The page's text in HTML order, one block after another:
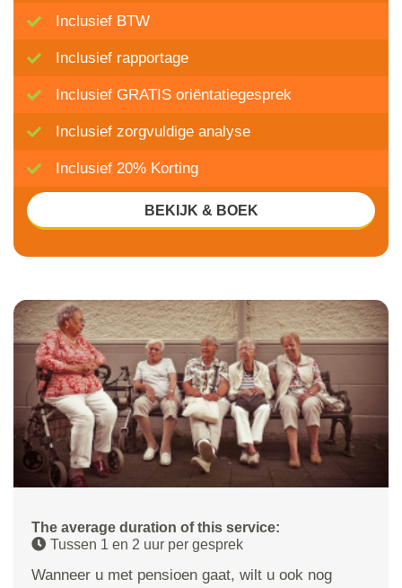
The average duration of this service:
Tussen 1 en 2 uur per gesprek
Wanneer u met pensioen gaat, wilt u ook nog
Inclusief BTW
Inclusief rapportage
Inclusief GRATIS oriëntatiegesprek
Inclusief zorgvuldige analyse
Inclusief 20% Korting
BEKIJK & BOEK